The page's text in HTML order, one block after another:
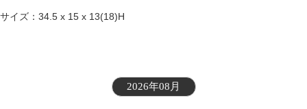
サイズ：34.5 x 15 x 13(18)H
2026年08月